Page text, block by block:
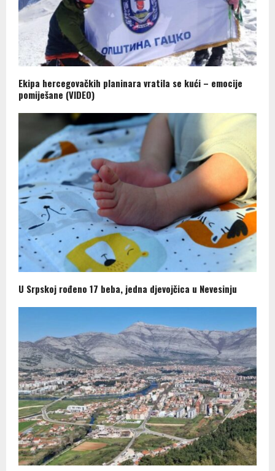
Ekipa hercegovačkih planinara vratila se kući – emocije
pomiješane (VIDEO)
U Srpskoj rođeno 17 beba, jedna djevojčica u Nevesinju